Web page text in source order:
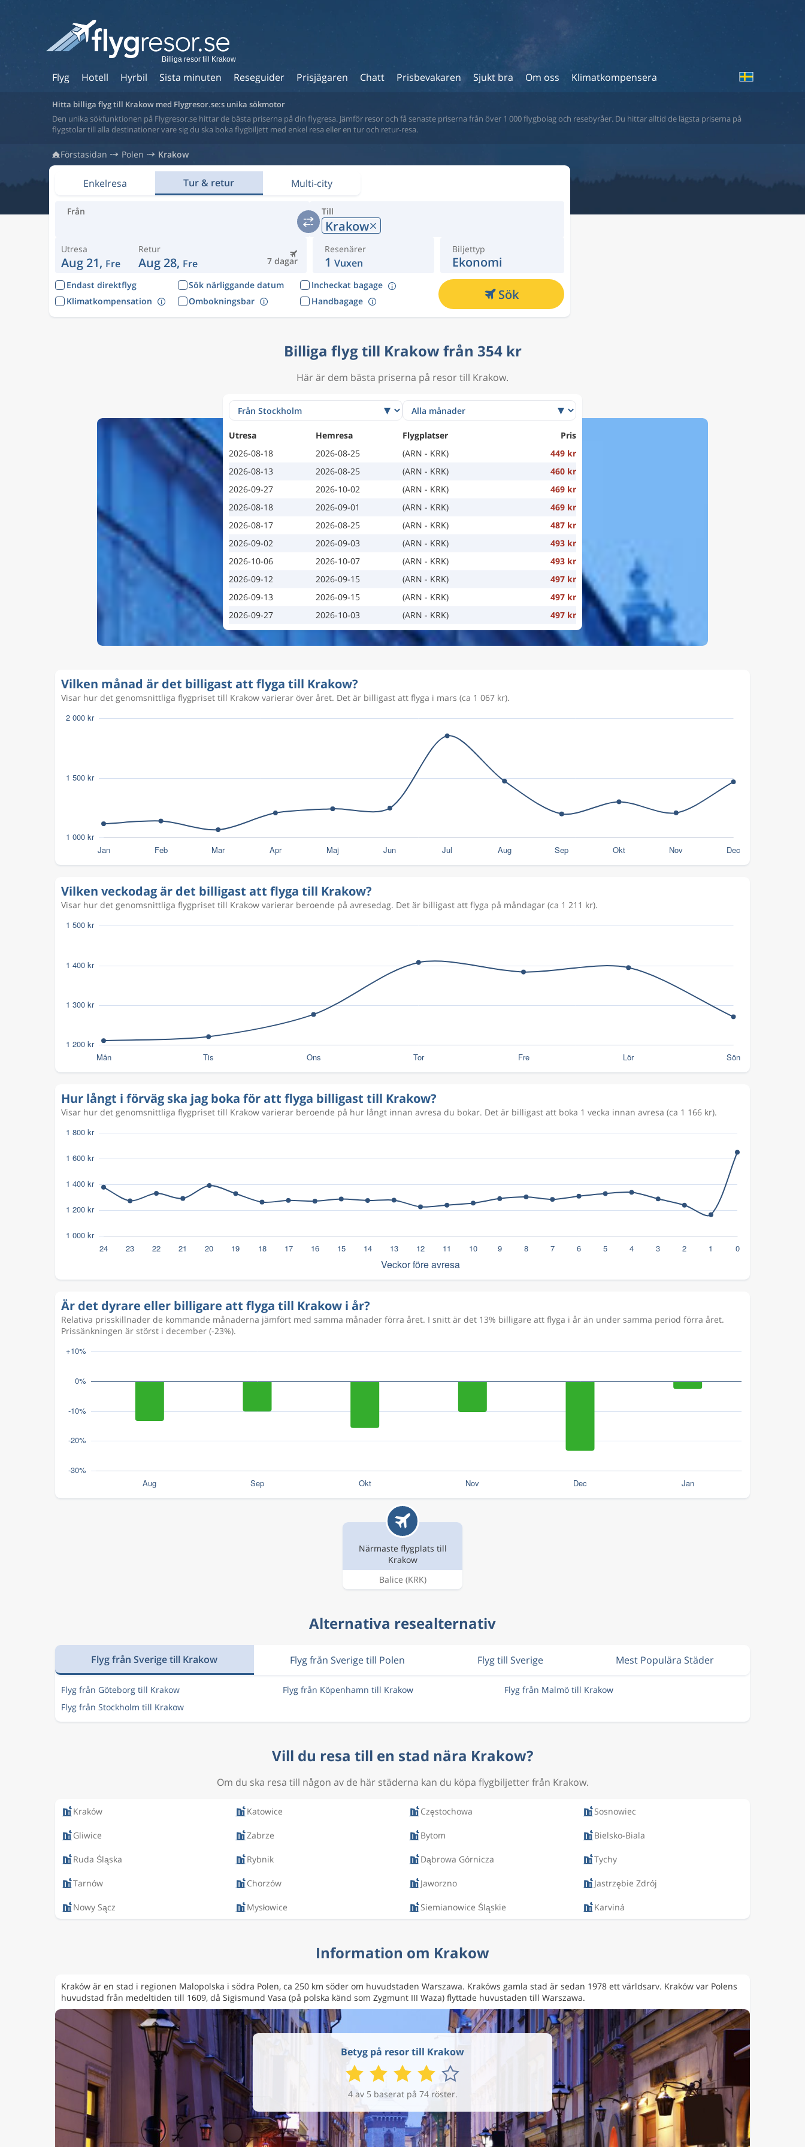
Flyg Hotell Hyrbil Sista minuten Reseguider Prisjägaren Chatt Prisbevakaren Sjukt bra Om oss Klimatkompensera
Billiga resor till Krakow
Hitta billiga flyg till Krakow med Flygresor.se:s unika sökmotor
Den unika sökfunktionen på Flygresor.se hittar de bästa priserna på din flygresa. Jämför resor och få senaste priserna från över 1 000 flygbolag och resebyråer. Du hittar alltid de lägsta priserna på
flygstolar till alla destinationer vare sig du ska boka flygbiljett med enkel resa eller en tur och retur-resa.
Förstasidan Polen Krakow
Enkelresa Tur & retur Multi-city
Från Till
Krakow
Utresa
Aug 21, Fre 7 dagar
Retur
Aug 28, Fre
Resenärer
1 Vuxen
Biljettyp
Ekonomi
Endast direktflyg Sök närliggande datum
Incheckat bagage
Klimatkompensation
Ombokningsbar Handbagage Sök
Billiga flyg till Krakow från 354 kr
Här är dem bästa priserna på resor till Krakow.
Utresa Hemresa Flygplatser
Pris
2026-08-18
2026-08-25 (ARN - KRK)
449 kr
2026-08-13
2026-08-25 (ARN - KRK)
460 kr
2026-09-27
2026-10-02 (ARN - KRK)
469 kr
2026-08-18
2026-09-01 (ARN - KRK)
469 kr
2026-08-17
2026-08-25 (ARN - KRK)
487 kr
2026-09-02
2026-09-03 (ARN - KRK)
493 kr
2026-10-06
2026-10-07 (ARN - KRK)
493 kr
2026-09-12
2026-09-15 (ARN - KRK)
497 kr
2026-09-13
2026-09-15 (ARN - KRK)
497 kr
2026-09-27
2026-10-03 (ARN - KRK) 497 kr
Vilken månad är det billigast att flyga till Krakow?
Visar hur det genomsnittliga flygpriset till Krakow varierar över året. Det är billigast att flyga i mars (ca 1 067 kr).
Vilken veckodag är det billigast att flyga till Krakow?
Visar hur det genomsnittliga flygpriset till Krakow varierar beroende på avresedag. Det är billigast att flyga på måndagar (ca 1 211 kr).
Hur långt i förväg ska jag boka för att flyga billigast till Krakow?
Visar hur det genomsnittliga flygpriset till Krakow varierar beroende på hur långt innan avresa du bokar. Det är billigast att boka 1 vecka innan avresa (ca 1 166 kr).
Är det dyrare eller billigare att flyga till Krakow i år?
Relativa prisskillnader de kommande månaderna jämfört med samma månader förra året. I snitt är det 13% billigare att flyga i år än under samma period förra året.
Prissänkningen är störst i december (-23%).
Närmaste flygplats till
Krakow
Balice (KRK)
Alternativa resealternativ
Flyg från Sverige till Krakow Flyg från Sverige till Polen Flyg till Sverige Mest Populära Städer
Flyg från Göteborg till Krakow Flyg från Köpenhamn till Krakow
Flyg från Malmö till Krakow
Flyg från Stockholm till Krakow
Vill du resa till en stad nära Krakow?
Om du ska resa till någon av de här städerna kan du köpa flygbiljetter från Krakow.
Kraków Katowice Częstochowa Sosnowiec
Gliwice Zabrze Bytom Bielsko-Biala
Ruda Śląska Rybnik Dąbrowa Górnicza Tychy
Tarnów Chorzów Jaworzno Jastrzębie Zdrój
Nowy Sącz Mysłowice Siemianowice Śląskie Karviná
Information om Krakow
Kraków är en stad i regionen Malopolska i södra Polen, ca 250 km söder om huvudstaden Warszawa. Krakóws gamla stad är sedan 1978 ett världsarv. Kraków var Polens
huvudstad från medeltiden till 1609, då Sigismund Vasa (på polska känd som Zygmunt III Waza) flyttade huvustaden till Warszawa.
Betyg på resor till Krakow
4 av 5 baserat på 74 röster.